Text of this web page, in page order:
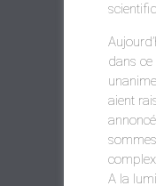
dans ce
aient
A la